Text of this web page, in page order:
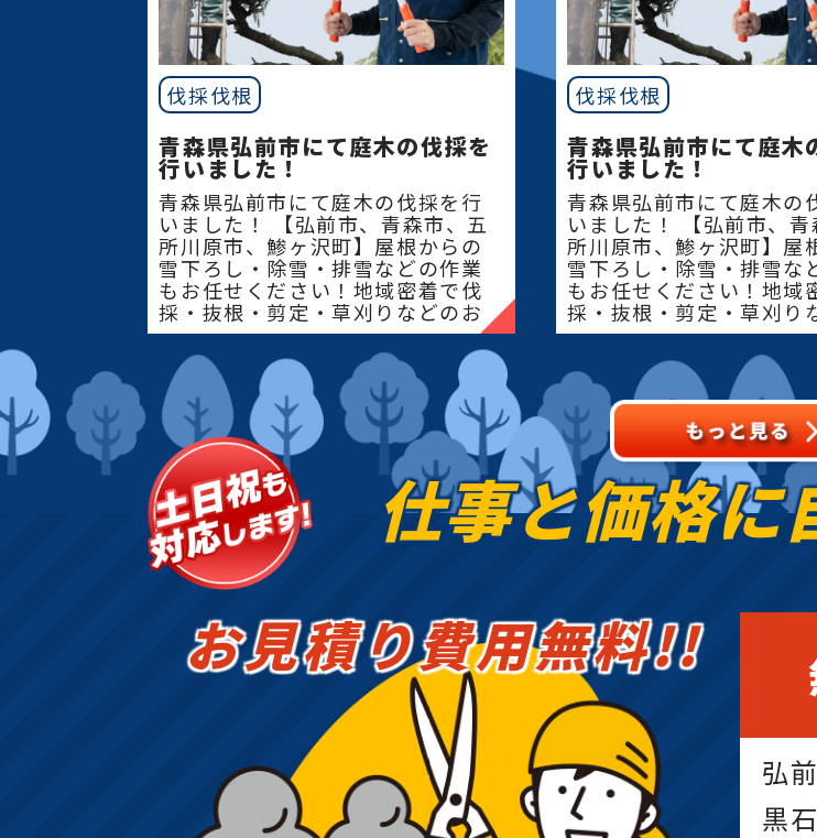
伐採伐根
青森県弘前市にて庭木の伐採を
行いました！
青森県弘前市にて庭木の伐採を行
いました！ 【弘前市、青森市、五
所川原市、鯵ヶ沢町】屋根からの
雪下ろし・除雪・排雪などの作業
もお任せください！地域密着で伐
採・抜根・剪定・草刈りなどのお
庭のこと、造園・
伐採伐根
青森県弘前市にて庭木
行いました！
青森県弘前市にて庭木の
いました！ 【弘前市、青
所川原市、鯵ヶ沢町】屋
雪下ろし・除雪・排雪な
もお任せください！地域
採・抜根・剪定・草刈り
庭のこと、造園・
仕事と価格に
お見積り費用無料!!
弘
黒